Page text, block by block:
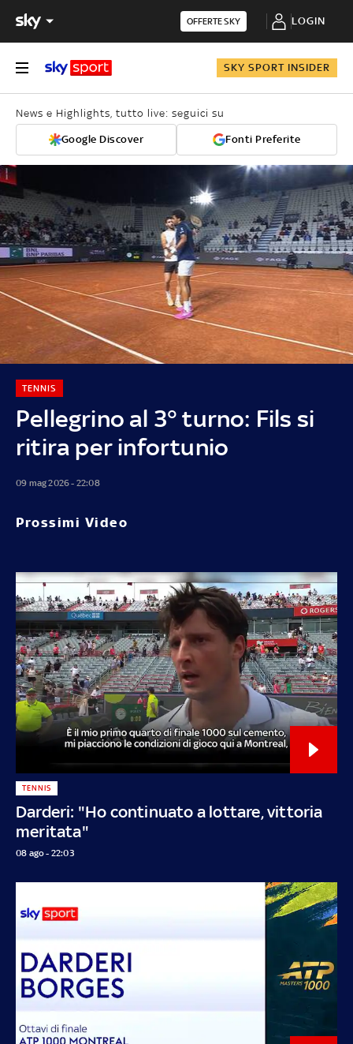
OFFERTE SKY LOGIN
SKY SPORT INSIDER
News e Highlights, tutto live: seguici su
Google Discover Fonti Preferite
Pellegrino al 3° turno: Fils si
ritira per infortunio
TENNIS
09 mag 2026 - 22:08
Prossimi Video
Darderi: "Ho continuato a lottare, vittoria
meritata"
TENNIS
08 ago - 22:03